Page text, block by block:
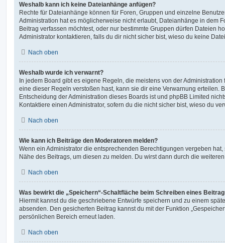
Weshalb kann ich keine Dateianhänge anfügen?
Rechte für Dateianhänge können für Foren, Gruppen und einzelne
Administration hat es möglicherweise nicht erlaubt, Dateianhänge in dem
Beitrag verfassen möchtest, oder nur bestimmte Gruppen dürfen Dateien
Administrator kontaktieren, falls du dir nicht sicher bist, wieso du keine
Nach oben
Weshalb wurde ich verwarnt?
In jedem Board gibt es eigene Regeln, die meistens von der
eine dieser Regeln verstoßen hast, kann sie dir eine Verwarnung erteilen.
Entscheidung der Administration dieses Boards ist und phpBB Limited
Kontaktiere einen Administrator, sofern du die nicht sicher bist, wieso du
Nach oben
Wie kann ich Beiträge den Moderatoren melden?
Wenn ein Administrator die entsprechenden Berechtigungen vergeben
Nähe des Beitrags, um diesen zu melden. Du wirst dann durch die
Nach oben
Was bewirkt die „Speichern“-Schaltfläche beim Schreiben eines
Hiermit kannst du die geschriebene Entwürfe speichern und zu einem
absenden. Den gesicherten Beitrag kannst du mit der Funktion
persönlichen Bereich erneut laden.
Nach oben